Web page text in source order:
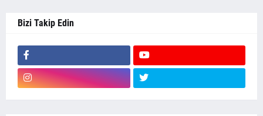
Bizi Takip Edin